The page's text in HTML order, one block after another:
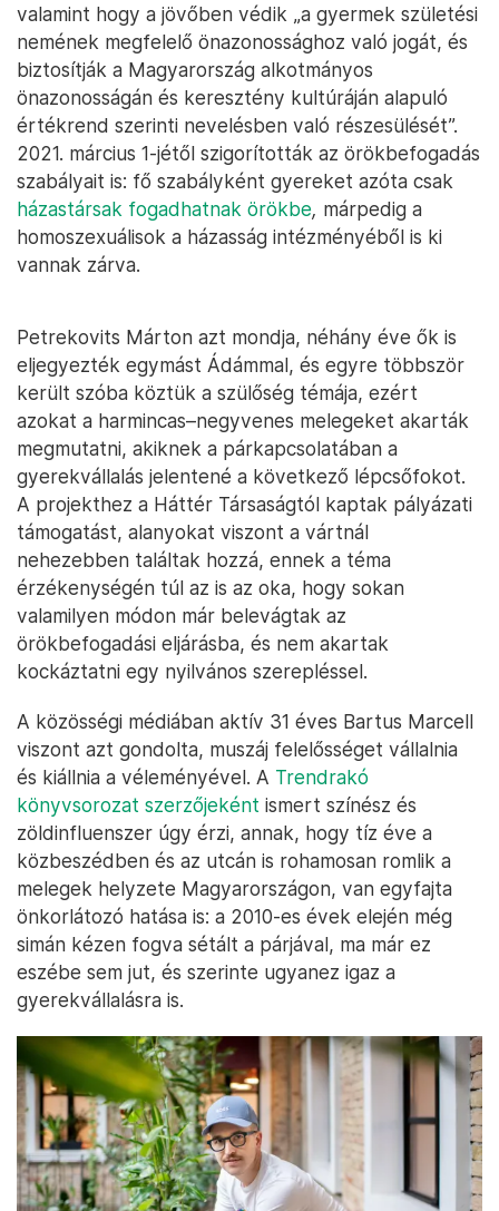
valamint hogy a jövőben védik „a gyermek születési
nemének megfelelő önazonossághoz való jogát, és
biztosítják a Magyarország alkotmányos
önazonosságán és keresztény kultúráján alapuló
értékrend szerinti nevelésben való részesülését”.
2021. március 1-jétől szigorították az örökbefogadás
szabályait is: fő szabályként gyereket azóta csak
házastársak fogadhatnak örökbe, márpedig a
homoszexuálisok a házasság intézményéből is ki
vannak zárva.
Petrekovits Márton azt mondja, néhány éve ők is
eljegyezték egymást Ádámmal, és egyre többször
került szóba köztük a szülőség témája, ezért
azokat a harmincas–negyvenes melegeket akarták
megmutatni, akiknek a párkapcsolatában a
gyerekvállalás jelentené a következő lépcsőfokot.
A projekthez a Háttér Társaságtól kaptak pályázati
támogatást, alanyokat viszont a vártnál
nehezebben találtak hozzá, ennek a téma
érzékenységén túl az is az oka, hogy sokan
valamilyen módon már belevágtak az
örökbefogadási eljárásba, és nem akartak
kockáztatni egy nyilvános szerepléssel.
A közösségi médiában aktív 31 éves Bartus Marcell
viszont azt gondolta, muszáj felelősséget vállalnia
és kiállnia a véleményével. A Trendrakó
könyvsorozat szerzőjeként ismert színész és
zöldinfluenszer úgy érzi, annak, hogy tíz éve a
közbeszédben és az utcán is rohamosan romlik a
melegek helyzete Magyarországon, van egyfajta
önkorlátozó hatása is: a 2010-es évek elején még
simán kézen fogva sétált a párjával, ma már ez
eszébe sem jut, és szerinte ugyanez igaz a
gyerekvállalásra is.